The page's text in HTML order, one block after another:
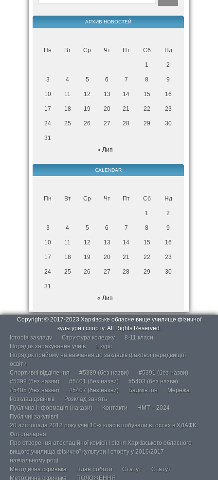
АРХИВ НОВОСТЕЙ
Пн Вт Ср Чт Пт Сб Нд
1 2
3 4 5 6 7 8 9
10 11 12 13 14 15 16
17 18 19 20 21 22 23
24 25 26 27 28 29 30
31
« Лип
CALENDAR
Пн Вт Ср Чт Пт Сб Нд
1 2
3 4 5 6 7 8 9
10 11 12 13 14 15 16
17 18 19 20 21 22 23
24 25 26 27 28 29 30
31
« Лип
Copyright © 2017-2023 Харківське обласне вище училище фізичної
культури і спорту. All Rights Reserved.
Історія закладу
Структура коледжу
8-11 класи
Порядок зарахування учнів
1 курс
Порядок прийому на навчання до закладів фахової передвищої
освіти
Спортивні відділення
#5389 (без назви)
#5391 (без назви)
#5399 (без назви)
#5401 (без назви)
#5403 (без назви)
#5405 (без назви)
#5407 (без назви) Бадмінтон
Мережа
Розклад дзвінків
Розклад занять
Публічна інформація (накази)
Контакти
НМТ – 2024
Публічні закупівлі
20 листопада 2013 року учні 10-х класів побували в гостях в ХДАФК.
Фотогалерея
Про створення атестаційної комісії І рівня Харківського обласного
вищого училища фізичної культури і спорту у 2016/2017
навчальному році
Методична скринька
План роботи Статут
Статут
Методична скринька
ПОЛОЖЕННЯ